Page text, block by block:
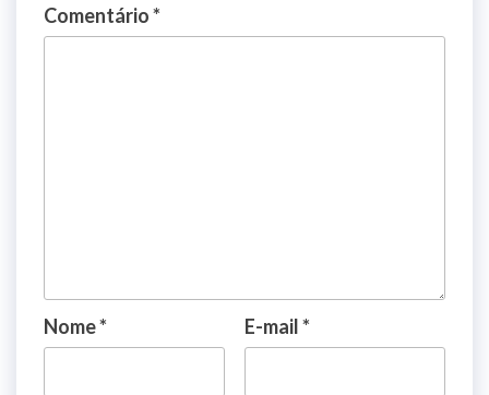
Comentário*
Nome* E-mail*